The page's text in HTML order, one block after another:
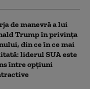
de manevră a lui
Trump în privința
din ce în ce mai
liderul SUA este
între opțiuni